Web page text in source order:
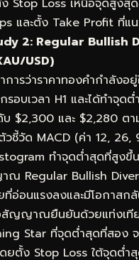
Stop Loss เหนือจุดสูงสุ
และตั้ง Take Profit ที่แ
2: Regular Bullish
USD)
ารว่าราคาทองคำกำลังอ
รอบเวลา H1 และได้ทำจุด
บ $2,300 และ $2,280 ต
วชี้วัด MACD (ค่า 12, 26,
ทำจุดต่ำสุดที่สูงขึ้
Regular Bullish
ที่อ่อนแรงลงและมีโอกาสก
ญญาณยืนยันด้วยแท่งเที
Star ที่จุดต่ำสุดที่สอง
ดยตั้ง Stop Loss ใต้จุดต่ำ